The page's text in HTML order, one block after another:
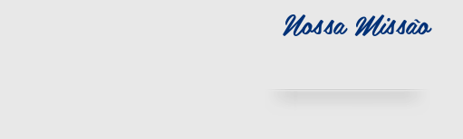
Nossa Missão